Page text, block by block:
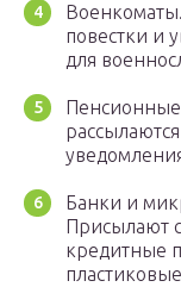
повестки и
для
Банки и
Присылают
кредитные